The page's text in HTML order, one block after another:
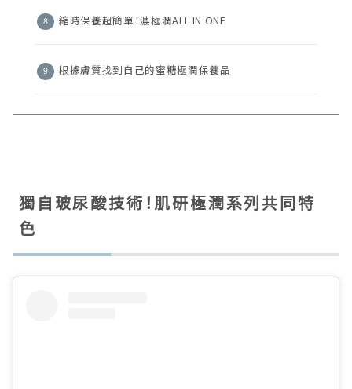
縮時保養超簡單！濃極潤ALL IN ONE
根據膚質找到自己的蜜糖極潤保養品
獨自玻尿酸技術！肌研極潤系列共同特
色